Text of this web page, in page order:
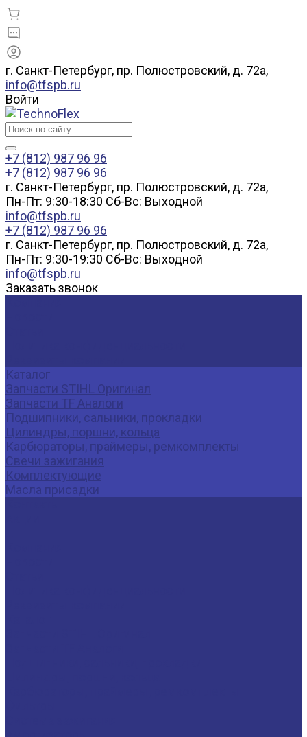
г. Санкт-Петербург, пр. Полюстровский, д. 72а,
info@tfspb.ru
Войти
+7 (812) 987 96 96
+7 (812) 987 96 96
г. Санкт-Петербург, пр. Полюстровский, д. 72а,
Пн-Пт: 9:30-18:30 Cб-Вс: Выходной
info@tfspb.ru
+7 (812) 987 96 96
г. Санкт-Петербург, пр. Полюстровский, д. 72а,
Пн-Пт: 9:30-19:30 Cб-Вс: Выходной
info@tfspb.ru
Заказать звонок
Каталог
Запчасти STIHL Оригинал
Запчасти TF Аналоги
Подшипники, сальники, прокладки
Цилиндры, поршни, кольца
Карбюраторы, праймеры, ремкомплекты
Свечи зажигания
Комплектующие
Масла присадки